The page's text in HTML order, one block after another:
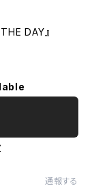
DAY』
通報する